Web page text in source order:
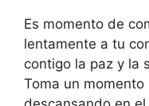
Es momento de
lentamente a tu
contigo la paz y la
Toma un